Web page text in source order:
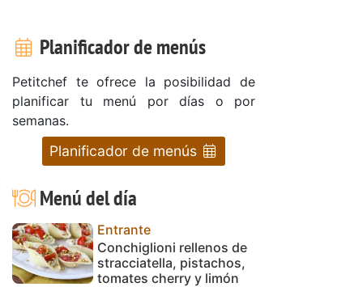
Planificador de menús
Petitchef te ofrece la posibilidad de
planificar tu menú por días o por
semanas.
Planificador de menús
Menú del día
Entrante
Conchiglioni rellenos de
stracciatella, pistachos,
tomates cherry y limón